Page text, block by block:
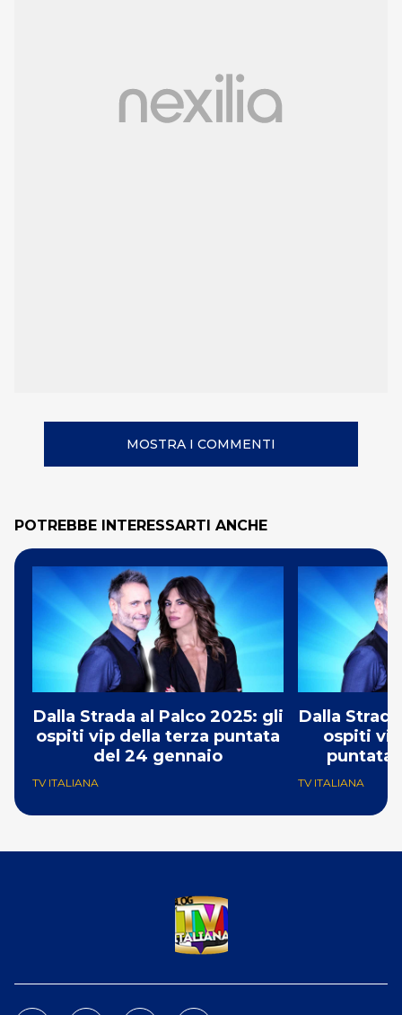
MOSTRA I COMMENTI
POTREBBE INTERESSARTI ANCHE
Dalla Strada al Palco 2025: gli
ospiti vip della terza puntata
del 24 gennaio
TV ITALIANA
Dalla
ospiti
puntata
TV ITALIANA